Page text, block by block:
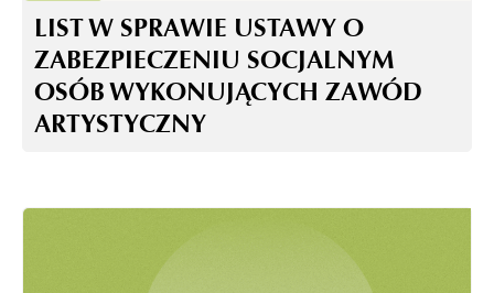
LIST W SPRAWIE USTAWY O
ZABEZPIECZENIU SOCJALNYM
OSÓB WYKONUJĄCYCH ZAWÓD
ARTYSTYCZNY